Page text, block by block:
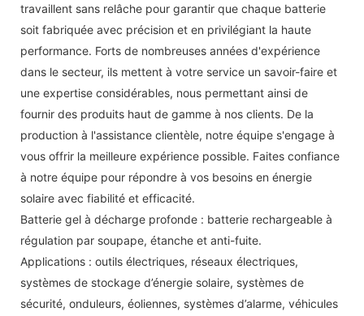
travaillent sans relâche pour garantir que chaque batterie
soit fabriquée avec précision et en privilégiant la haute
performance. Forts de nombreuses années d'expérience
dans le secteur, ils mettent à votre service un savoir-faire et
une expertise considérables, nous permettant ainsi de
fournir des produits haut de gamme à nos clients. De la
production à l'assistance clientèle, notre équipe s'engage à
vous offrir la meilleure expérience possible. Faites confiance
à notre équipe pour répondre à vos besoins en énergie
solaire avec fiabilité et efficacité.
Batterie gel à décharge profonde : batterie rechargeable à
régulation par soupape, étanche et anti-fuite.
Applications : outils électriques, réseaux électriques,
systèmes de stockage d’énergie solaire, systèmes de
sécurité, onduleurs, éoliennes, systèmes d’alarme, véhicules